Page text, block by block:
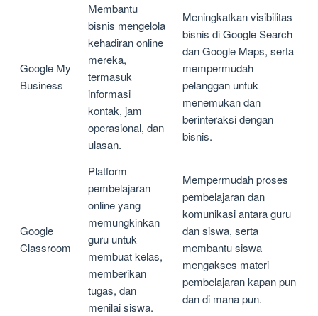
Google My
Business
Membantu
bisnis mengelola
kehadiran online
mereka,
termasuk
informasi
kontak, jam
operasional, dan
ulasan.
Meningkatkan visibilitas
bisnis di Google Search
dan Google Maps, serta
mempermudah
pelanggan untuk
menemukan dan
berinteraksi dengan
bisnis.
Google
Classroom
Platform
pembelajaran
online yang
memungkinkan
guru untuk
membuat kelas,
memberikan
tugas, dan
menilai siswa.
Mempermudah proses
pembelajaran dan
komunikasi antara guru
dan siswa, serta
membantu siswa
mengakses materi
pembelajaran kapan pun
dan di mana pun.